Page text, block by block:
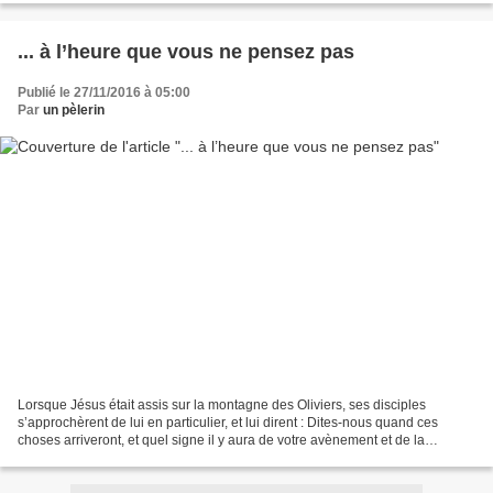
... à l’heure que vous ne pensez pas
Publié le 27/11/2016 à 05:00
Par un pèlerin
Lorsque Jésus était assis sur la montagne des Oliviers, ses disciples
s’approchèrent de lui en particulier, et lui dirent : Dites-nous quand ces
choses arriveront, et quel signe il y aura de votre avènement et de la